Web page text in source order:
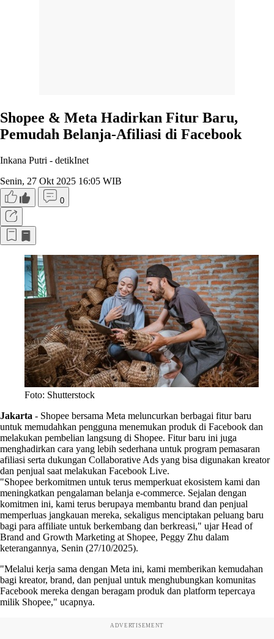
Shopee & Meta Hadirkan Fitur Baru,
Pemudah Belanja-Afiliasi di Facebook
Inkana Putri - detikInet
Senin, 27 Okt 2025 16:05 WIB
0
Foto: Shutterstock
Jakarta - Shopee bersama Meta meluncurkan berbagai fitur baru
untuk memudahkan pengguna menemukan produk di Facebook dan
melakukan pembelian langsung di Shopee. Fitur baru ini juga
menghadirkan cara yang lebih sederhana untuk program pemasaran
afiliasi serta dukungan Collaborative Ads yang bisa digunakan kreator
dan penjual saat melakukan Facebook Live.
"Shopee berkomitmen untuk terus memperkuat ekosistem kami dan
meningkatkan pengalaman belanja e-commerce. Sejalan dengan
komitmen ini, kami terus berupaya membantu brand dan penjual
memperluas jangkauan mereka, sekaligus menciptakan peluang baru
bagi para affiliate untuk berkembang dan berkreasi," ujar Head of
Brand and Growth Marketing at Shopee, Peggy Zhu dalam
keterangannya, Senin (27/10/2025).
"Melalui kerja sama dengan Meta ini, kami memberikan kemudahan
bagi kreator, brand, dan penjual untuk menghubungkan komunitas
Facebook mereka dengan beragam produk dan platform tepercaya
milik Shopee," ucapnya.
ADVERTISEMENT